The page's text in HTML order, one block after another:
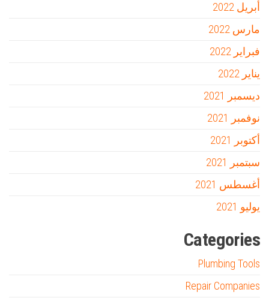
أبريل 2022
مارس 2022
فبراير 2022
يناير 2022
ديسمبر 2021
نوفمبر 2021
أكتوبر 2021
سبتمبر 2021
أغسطس 2021
يوليو 2021
Categories
Plumbing Tools
Repair Companies